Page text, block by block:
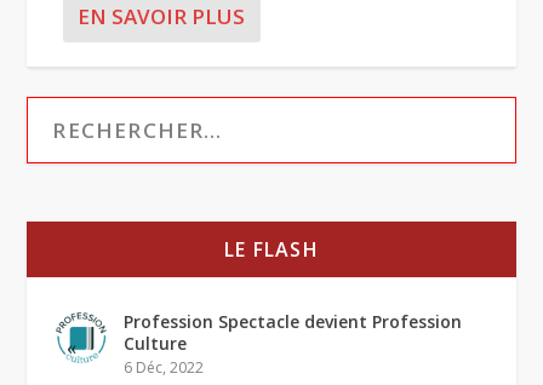
EN SAVOIR PLUS
LE FLASH
Profession Spectacle devient Profession
Culture
6 Déc, 2022